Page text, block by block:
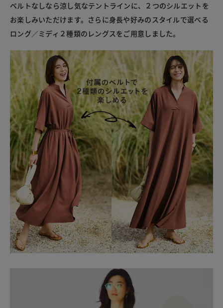
ベルトなしなら涼し気なテントラインに、２つのシルエットを
お楽しみいただけます。さらに身長や好みのスタイルで選べる
ロング／ミディ２種類のレングスをご用意しました。